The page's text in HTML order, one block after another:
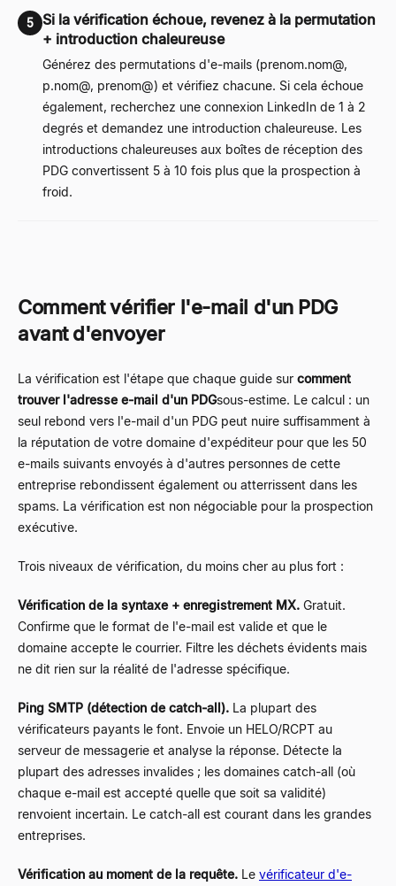
5
Si la vérification échoue, revenez à la permutation
+ introduction chaleureuse
Générez des permutations d'e-mails (prenom.nom@,
p.nom@, prenom@) et vérifiez chacune. Si cela échoue
également, recherchez une connexion LinkedIn de 1 à 2
degrés et demandez une introduction chaleureuse. Les
introductions chaleureuses aux boîtes de réception des
PDG convertissent 5 à 10 fois plus que la prospection à
froid.
Comment vérifier l'e-mail d'un PDG
avant d'envoyer
La vérification est l'étape que chaque guide sur comment
trouver l'adresse e-mail d'un PDGsous-estime. Le calcul : un
seul rebond vers l'e-mail d'un PDG peut nuire suffisamment à
la réputation de votre domaine d'expéditeur pour que les 50
e-mails suivants envoyés à d'autres personnes de cette
entreprise rebondissent également ou atterrissent dans les
spams. La vérification est non négociable pour la prospection
exécutive.
Trois niveaux de vérification, du moins cher au plus fort :
Vérification de la syntaxe + enregistrement MX. Gratuit.
Confirme que le format de l'e-mail est valide et que le
domaine accepte le courrier. Filtre les déchets évidents mais
ne dit rien sur la réalité de l'adresse spécifique.
Ping SMTP (détection de catch-all). La plupart des
vérificateurs payants le font. Envoie un HELO/RCPT au
serveur de messagerie et analyse la réponse. Détecte la
plupart des adresses invalides ; les domaines catch-all (où
chaque e-mail est accepté quelle que soit sa validité)
renvoient incertain. Le catch-all est courant dans les grandes
entreprises.
Vérification au moment de la requête. Le vérificateur d'e-